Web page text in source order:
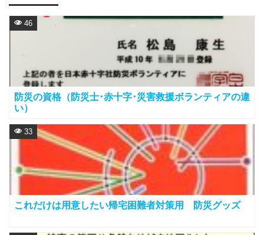
防災の資格（防災士･赤十字･災害救援ボランティアの違
い）
46
これだけは用意したい帰宅困難者対策用 防災グッズ
33